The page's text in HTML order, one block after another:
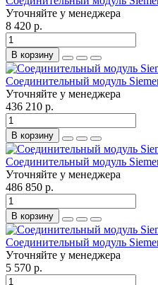
Уточняйте у менеджера
8 420 р.
В корзину
Соединительный модуль
Уточняйте у менеджера
436 210 р.
В корзину
Соединительный модуль
Уточняйте у менеджера
486 850 р.
В корзину
Соединительный модуль
Уточняйте у менеджера
5 570 р.